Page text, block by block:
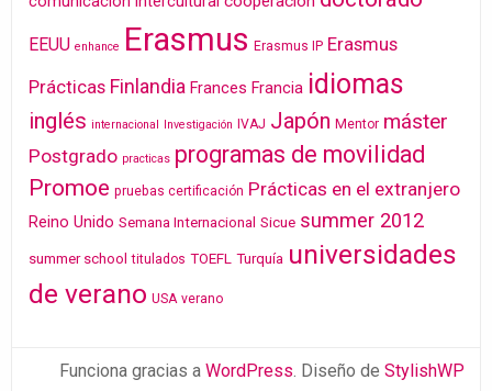
EEUU enhance Erasmus Erasmus IP Erasmus
Prácticas Finlandia Frances Francia idiomas
inglés internacional Investigación IVAJ Japón Mentor máster
Postgrado practicas programas de movilidad
Promoe pruebas certificación Prácticas en el extranjero
Reino Unido Semana Internacional Sicue summer 2012
summer school titulados TOEFL Turquía universidades
de verano USA verano
Funciona gracias a WordPress. Diseño de StylishWP